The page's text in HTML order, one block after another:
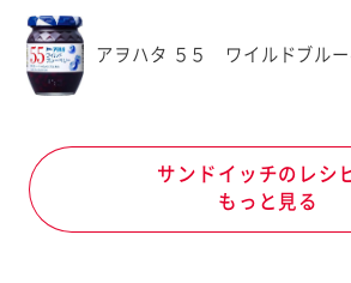
アヲハタ ５５ ワイルドブルー
サンドイッチのレシ
もっと見る